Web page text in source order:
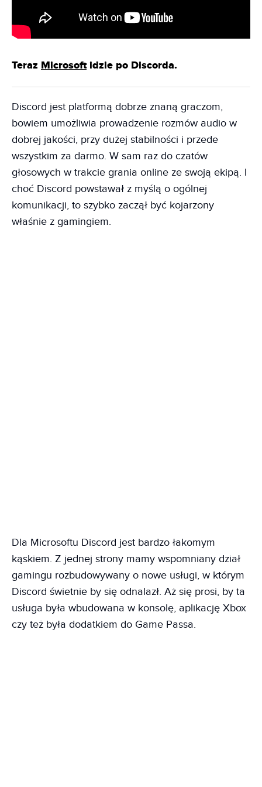
Teraz Microsoftidzie po Discorda.
Discord jest platformą dobrze znaną graczom,
bowiem umożliwia prowadzenie rozmów audio w
dobrej jakości, przy dużej stabilności i przede
wszystkim za darmo. W sam raz do czatów
głosowych w trakcie grania online ze swoją ekipą. I
choć Discord powstawał z myślą o ogólnej
komunikacji, to szybko zaczął być kojarzony
właśnie z gamingiem.
Dla Microsoftu Discord jest bardzo łakomym
kąskiem. Z jednej strony mamy wspomniany dział
gamingu rozbudowywany o nowe usługi, w którym
Discord świetnie by się odnalazł. Aż się prosi, by ta
usługa była wbudowana w konsolę, aplikację Xbox
czy też była dodatkiem do Game Passa.